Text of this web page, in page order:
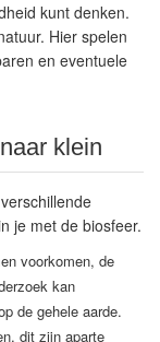
kunt denken.
Hier spelen
en eventuele
klein
je met de biosfeer.
voorkomen, de
kan
de gehele aarde.
dit zijn aparte